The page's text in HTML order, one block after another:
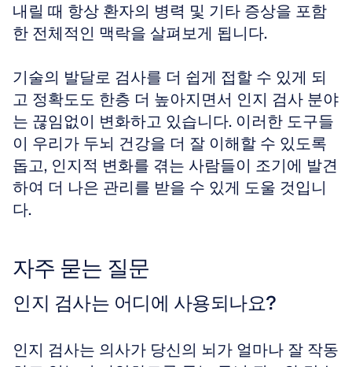
내릴 때 항상 환자의 병력 및 기타 증상을 포함
한 전체적인 맥락을 살펴보게 됩니다.
기술의 발달로 검사를 더 쉽게 접할 수 있게 되
고 정확도도 한층 더 높아지면서 인지 검사 분야
는 끊임없이 변화하고 있습니다. 이러한 도구들
이 우리가 두뇌 건강을 더 잘 이해할 수 있도록
돕고, 인지적 변화를 겪는 사람들이 조기에 발견
하여 더 나은 관리를 받을 수 있게 도울 것입니
다.
자주 묻는 질문
인지 검사는 어디에 사용되나요?
인지 검사는 의사가 당신의 뇌가 얼마나 잘 작동